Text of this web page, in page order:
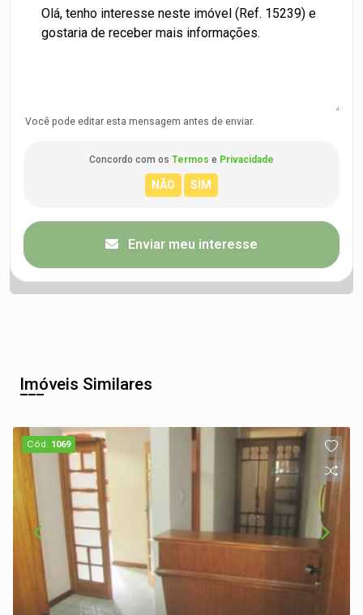
Você pode editar esta mensagem antes de enviar.
Concordo com os Termos e Privacidade
Enviar meu interesse
Imóveis Similares
Cód. 1069